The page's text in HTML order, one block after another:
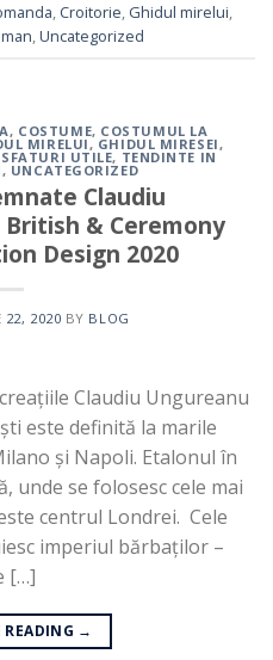
, Croitorie, Ghidul mirelui,
,Uncategorized
, COSTUME, COSTUMUL LA
MIRELUI , GHIDUL MIRESEI ,
SFATURI UTILE, TENDINTE IN
, UNCATEGORIZED
Claudiu
British & Ceremony
Design 2020
22, 2020 BY BLOG
Claudiu Ungureanu
este definită la marile
și Napoli. Etalonul în
unde se folosesc cele mai
centrul Londrei. Cele
imperiul bărbaților –
[…]
→